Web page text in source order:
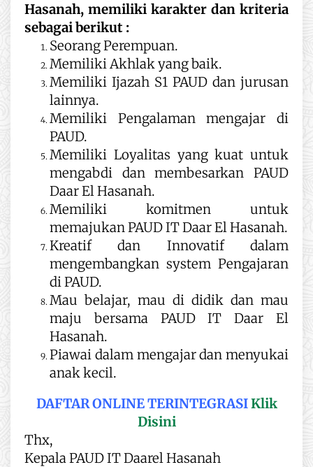
Hasanah, memiliki karakter dan kriteria
sebagai berikut :
Seorang Perempuan.
Memiliki Akhlak yang baik.
Memiliki Ijazah S1 PAUD dan jurusan
lainnya.
Memiliki Pengalaman mengajar di
PAUD.
Memiliki Loyalitas yang kuat untuk
mengabdi dan membesarkan PAUD
Daar El Hasanah.
Memiliki komitmen untuk
memajukan PAUD IT Daar El Hasanah.
Kreatif dan Innovatif dalam
mengembangkan system Pengajaran
di PAUD.
Mau belajar, mau di didik dan mau
maju bersama PAUD IT Daar El
Hasanah.
Piawai dalam mengajar dan menyukai
anak kecil.
DAFTAR ONLINE TERINTEGRASIKlik
Disini
Thx,
Kepala PAUD IT Daarel Hasanah